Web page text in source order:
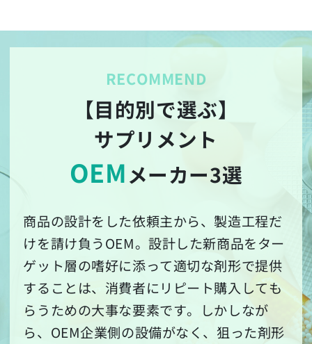
【目的別で選ぶ】
サプリメント
OEMメーカー3選
商品の設計をした依頼主から、製造工程だ
けを請け負うOEM。設計した新商品をター
ゲット層の嗜好に添って適切な剤形で提供
することは、消費者にリピート購入しても
らうための大事な要素です。しかしなが
ら、OEM企業側の設備がなく、狙った剤形